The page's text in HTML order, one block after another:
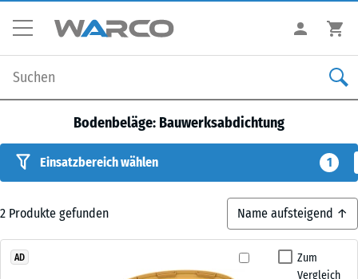
Bodenbeläge: Bauwerksabdichtung
Einsatzbereich wählen 1
2 Produkte gefunden
Zum
Vergleich
AD